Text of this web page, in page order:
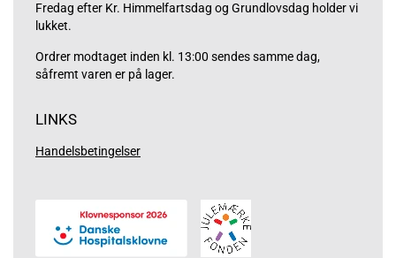
Fredag efter Kr. Himmelfartsdag og Grundlovsdag holder vi
lukket.
Ordrer modtaget inden kl. 13:00 sendes samme dag,
såfremt varen er på lager.
LINKS
Handelsbetingelser